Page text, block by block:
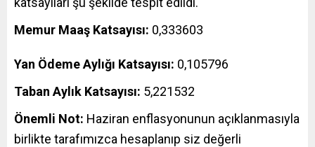
Memur Maaş Katsayısı: 0,333603
Yan Ödeme Aylığı Katsayısı: 0,105796
Taban Aylık Katsayısı: 5,221532
Önemli Not: Haziran enflasyonunun açıklanmasıyla
birlikte tarafımızca hesaplanıp siz değerli